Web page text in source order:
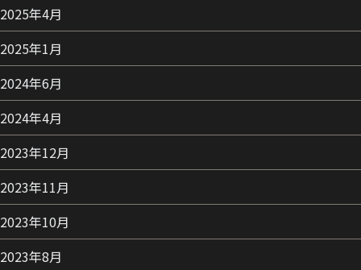
2025年4月
2025年1月
2024年6月
2024年4月
2023年12月
2023年11月
2023年10月
2023年8月